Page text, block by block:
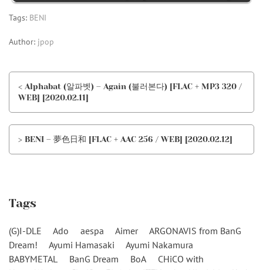
Tags: BENI
Author: jpop
< Alphabat (알파벳) – Again (불러본다) [FLAC + MP3 320 /
WEB] [2020.02.11]
> BENI – 夢色日和 [FLAC + AAC 256 / WEB] [2020.02.12]
Tags
(G)I-DLE Ado aespa Aimer
ARGONAVIS from BanG
Dream!
Ayumi Hamasaki
Ayumi Nakamura
BABYMETAL
BanG Dream BoA
CHiCO with